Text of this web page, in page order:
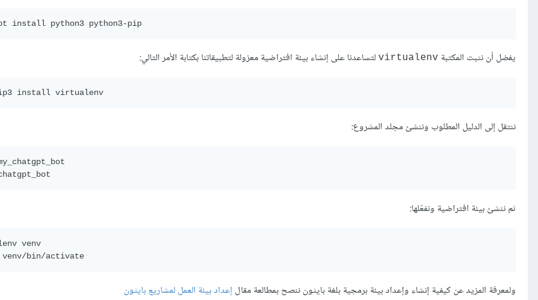
يفضل أن نثبت المكتبة virtualenv لتساعدنا على إنشاء بيئة افتراضية معزولة لتطبيقاتنا بكتابة الأمر التالي:
ننتقل إلى الدليل المطلوب وننشئ مجلد المشروع:
ثم ننشئ بيئة افتراضية ونفعّلها:
venv
ولمعرفة المزيد عن كيفية إنشاء وإعداد بيئة برمجية بلغة بايثون ننصح بمطالعة مقال إعداد بيئة العمل لمشاريع بايثون